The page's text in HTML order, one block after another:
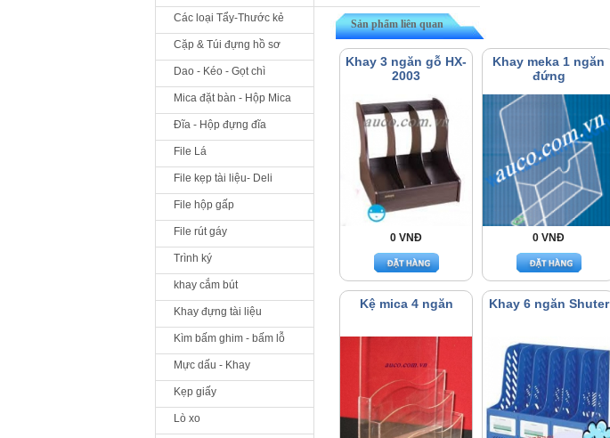
Các loại Tẩy-Thước kẻ
Cặp & Túi đựng hồ sơ
Dao - Kéo - Gọt chì
Mica đặt bàn - Hộp Mica
Đĩa - Hộp đựng đĩa
File Lá
File kẹp tài liệu- Deli
File hộp gấp
File rút gáy
Trình ký
khay cắm bút
Khay đựng tài liệu
Kìm bấm ghim - bấm lỗ
Mực dấu - Khay
Kẹp giấy
Lò xo
Sản phẩm liên quan
Khay 3 ngăn gỗ HX-
2003
0 VNĐ
Khay meka 1 ngăn
đứng
0 VNĐ
Kệ mica 4 ngăn Khay 6 ngăn Shuter